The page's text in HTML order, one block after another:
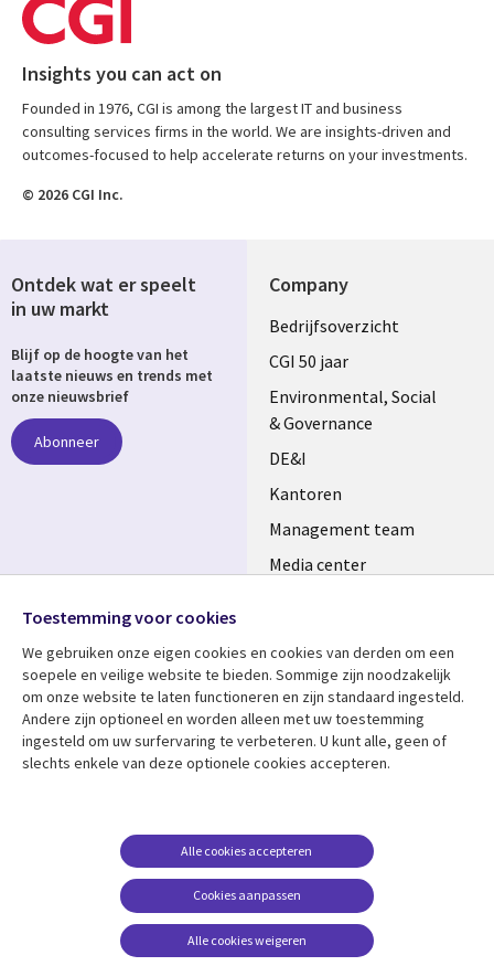
Insights you can act on
Founded in 1976, CGI is among the largest IT and business
consulting services firms in the world. We are insights-driven and
outcomes-focused to help accelerate returns on your investments.
© 2026 CGI Inc.
Company
Useful
links
NETHERLANDS
Bedrijfsoverzicht
CGI 50 jaar
Environmental, Social
& Governance
DE&I
Kantoren
Management team
Media center
Bekijk meer
Library
NETHERLANDS
Artikelen
Evenementen
Support
Legal
Disclaimer
Cookie management
Ontdek wat er speelt
in uw markt
Blijf op de hoogte van het
laatste nieuws en trends met
onze nieuwsbrief
Abonneer
Media
NETHERLANDS
Toestemming voor cookies
We gebruiken onze eigen cookies en cookies van derden om een ​​
soepele en veilige website te bieden. Sommige zijn noodzakelijk
om onze website te laten functioneren en zijn standaard ingesteld.
Andere zijn optioneel en worden alleen met uw toestemming
ingesteld om uw surfervaring te verbeteren. U kunt alle, geen of
slechts enkele van deze optionele cookies accepteren.
Cookies aanpassen
Alle cookies accepteren
Alle cookies weigeren